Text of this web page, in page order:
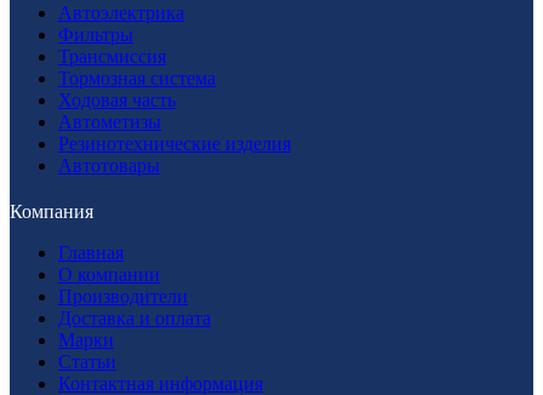
Автоэлектрика
Фильтры
Трансмиссия
Тормозная система
Ходовая часть
Автометизы
Резинотехнические изделия
Автотовары
Компания
Главная
О компании
Производители
Доставка и оплата
Марки
Статьи
Контактная информация